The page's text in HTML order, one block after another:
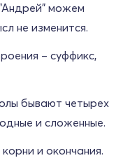
можем
не изменится.
– суффикс,
бывают четырех
и сложенные.
и окончания.